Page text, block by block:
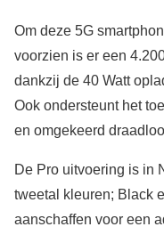
Om deze 5G
voorzien is er een
dankzij de 40 Watt
Ook ondersteunt het
en omgekeerd
De Pro uitvoering is in
tweetal kleuren; Black
aanschaffen voor een